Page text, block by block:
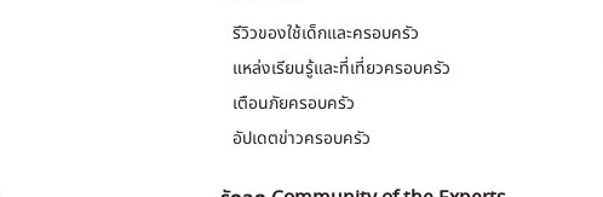
รีวิวของใช้เด็กและครอบครัว
แหล่งเรียนรู้และที่เที่ยวครอบครัว
เตือนภัยครอบครัว
อัปเดตข่าวครอบครัว